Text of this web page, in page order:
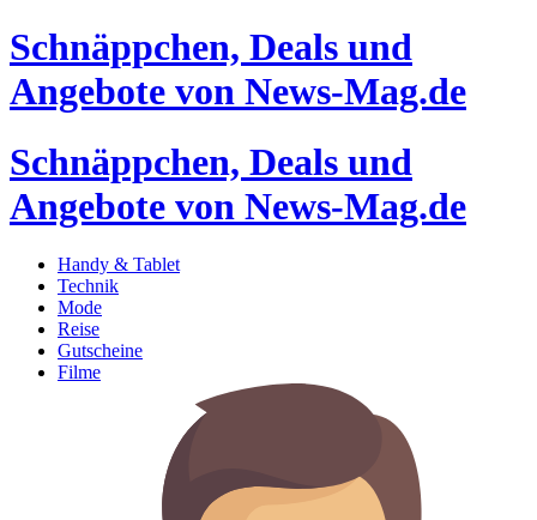
Schnäppchen, Deals und
Angebote von News-Mag.de
Schnäppchen, Deals und
Angebote von News-Mag.de
Handy & Tablet
Technik
Mode
Reise
Gutscheine
Filme